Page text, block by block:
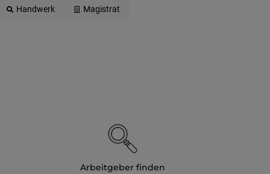
Handwerk
Magistrat
Arbeitgeber finden